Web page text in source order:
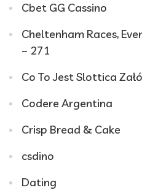
Cbet GG Cassino
Cheltenham Races,
– 271
Co To Jest Slottica
Codere Argentina
Crisp Bread & Cake
csdino
Dating